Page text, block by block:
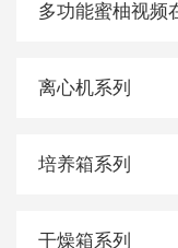
离心机系列
培养箱系列
干燥箱系列